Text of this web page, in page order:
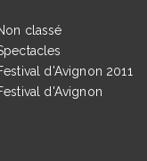
classé
d'Avignon 2011
d'Avignon